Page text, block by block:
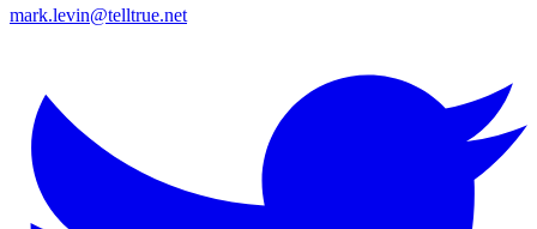
mark.levin@telltrue.net